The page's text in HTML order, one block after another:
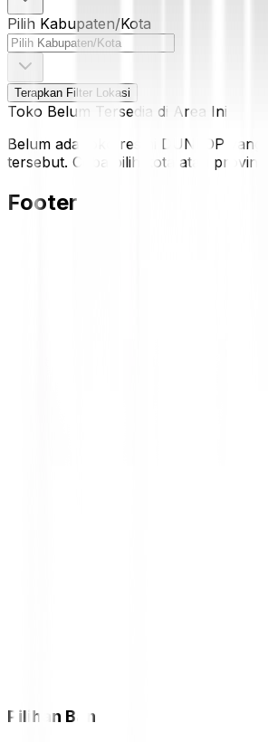
Pilih Kabupaten/Kota
Terapkan Filter Lokasi
Toko Belum Tersedia di Area Ini
Belum ada toko resmi DUNLOP yang
tersebut. Coba pilih kota atau
Footer
Pilihan Ban